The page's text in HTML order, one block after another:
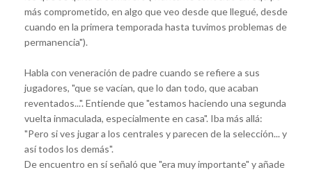
más comprometido, en algo que veo desde que llegué, desde
cuando en la primera temporada hasta tuvimos problemas de
permanencia").
Habla con veneración de padre cuando se refiere a sus
jugadores, "que se vacían, que lo dan todo, que acaban
reventados...". Entiende que "estamos haciendo una segunda
vuelta inmaculada, especialmente en casa". Iba más allá:
"Pero si ves jugar a los centrales y parecen de la selección... y
así todos los demás".
De encuentro en sí señaló que "era muy importante" y añade